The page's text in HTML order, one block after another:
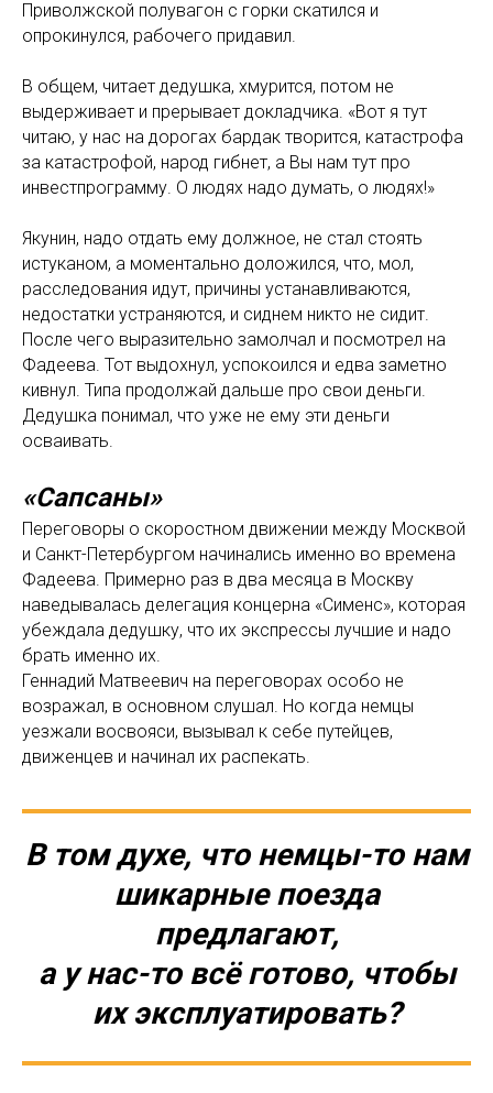
Приволжской полувагон с горки скатился и
опрокинулся, рабочего придавил.
В общем, читает дедушка, хмурится, потом не
выдерживает и прерывает докладчика. «Вот я тут
читаю, у нас на дорогах бардак творится, катастрофа
за катастрофой, народ гибнет, а Вы нам тут про
инвестпрограмму. О людях надо думать, о людях!»
Якунин, надо отдать ему должное, не стал стоять
истуканом, а моментально доложился, что, мол,
расследования идут, причины устанавливаются,
недостатки устраняются, и сиднем никто не сидит.
После чего выразительно замолчал и посмотрел на
Фадеева. Тот выдохнул, успокоился и едва заметно
кивнул. Типа продолжай дальше про свои деньги.
Дедушка понимал, что уже не ему эти деньги
осваивать.
«Сапсаны»
Переговоры о скоростном движении между Москвой
и Санкт-Петербургом начинались именно во времена
Фадеева. Примерно раз в два месяца в Москву
наведывалась делегация концерна «Сименс», которая
убеждала дедушку, что их экспрессы лучшие и надо
брать именно их.
Геннадий Матвеевич на переговорах особо не
возражал, в основном слушал. Но когда немцы
уезжали восвояси, вызывал к себе путейцев,
движенцев и начинал их распекать.
В том духе, что немцы-то нам
шикарные поезда
предлагают,
а у нас-то всё готово, чтобы
их эксплуатировать?